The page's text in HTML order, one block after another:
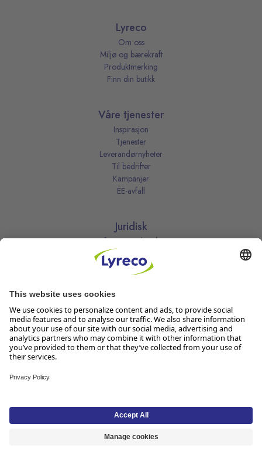
Lyreco
Om oss
Miljø og bærekraft
Produktmerking
Finn din butikk
Våre tjenester
Inspirasjon
Tjenester
Leverandørnyheter
Til bedrifter
Kampanjer
EE-avfall
Juridisk
Informasjonskapsler
Kjøpsbetingelser
Personvernerklæring
Vilkår
Vilkår for kundeklubben
Åpenhetsloven
Endre dine personvernsinnstillinger
Lyreco Norge AS, Solheimvn. 6-8, 1461 Lørenskog, Org.nr 916 950